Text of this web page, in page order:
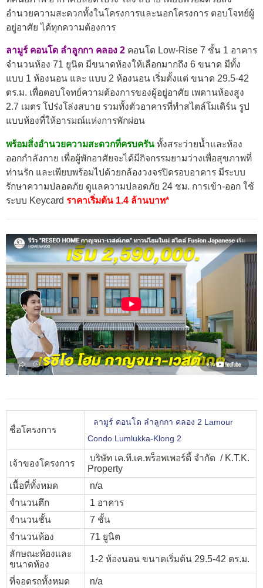
อำนวยความสะดวกทั้งในโครงการและนอกโครงการ ตอบโจทย์ผู้
อยู่อาศัย ได้ทุกความต้องการ
ลามูร์ คอนโด ลำลูกกา คลอง 2 คอนโด Low-Rise 7 ชั้น 1 อาคาร
จำนวนห้อง 71 ยูนิต มีขนาดห้องให้เลือกมากถึง 6 ขนาด มีทั้ง
แบบ 1 ห้องนอน และ แบบ 2 ห้องนอน เริ่มตั้งแต่ ขนาด 29.5-42
ตร.ม. เพื่อตอบโจทย์ความต้องการของผู้อยู่อาศัย เพดานห้องสูง
2.7 เมตร โปร่งโล่งสบาย รวมทั้งตัวอาคารที่ทำสไตล์โมเดิร์น รูป
แบบห้องที่ให้อารมณ์แห่งการพักผ่อน
พร้อมสิ่งอำนวยความสะดวกที่ครบครัน ทั้งสระว่ายน้ำและห้อง
ออกกำลังกาย เพื่อผู้พักอาศัยจะได้มีกิจกรรมยามว่างเพื่อสุขภาพที่
ท่านรัก และเพียบพร้อมไปด้วยกล้องวงจรปิดรอบอาคาร มีระบบ
รักษาความปลอดภัย ดูแลความปลอดภัย 24 ชม. การเข้า-ออก ใช้
ระบบ Keycard ราคาเริ่มต้น 1.4 ล้านบาท*
ชื่อโครงการ
ลามูร์ คอนโด ลำลูกกา คลอง 2 Lamour
Condo Lumlukka-Klong 2
เจ้าของโครงการ
บริษัท เค.ที.เค.พร็อพเพอร์ตี้ จำกัด / K.T.K.
Property
เนื้อที่ทั้งหมด
n/a
จำนวนตึก
1 อาคาร
จำนวนชั้น
7 ชั้น
จำนวนห้อง
71 ยูนิต
ลักษณะห้องและ
ขนาดห้อง
1-2 ห้องนอน ขนาดเริ่มต้น 29.5-42 ตร.ม.
ที่จอดรถทั้งหมด
n/a